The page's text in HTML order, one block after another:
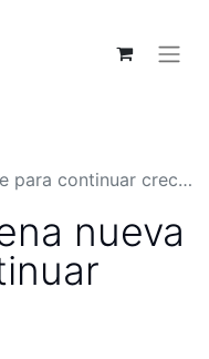
continuar creciendo
nueva